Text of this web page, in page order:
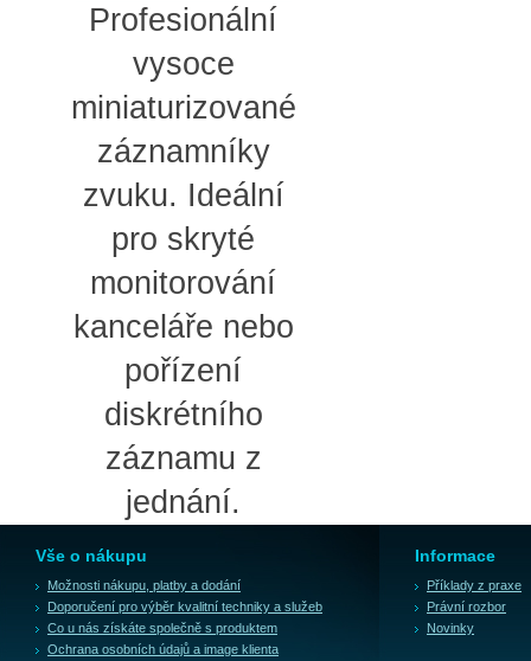
Profesionální
vysoce
miniaturizované
záznamníky
zvuku. Ideální
pro skryté
monitorování
kanceláře nebo
pořízení
diskrétního
záznamu z
jednání.
Vše o nákupu
Možnosti nákupu, platby a dodání
Doporučení pro výběr kvalitní techniky a služeb
Co u nás získáte společně s produktem
Ochrana osobních údajů a image klienta
Informace
Příklady z praxe
Právní rozbor
Novinky